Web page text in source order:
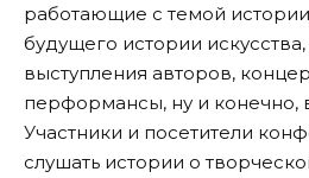
работающие с темой
будущего истории
выступления авторов,
перформансы, ну и конечно,
Участники и посетители
слушать истории о